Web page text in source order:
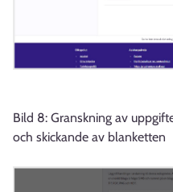
Bild 8: Granskning av
och skickande av blanketten